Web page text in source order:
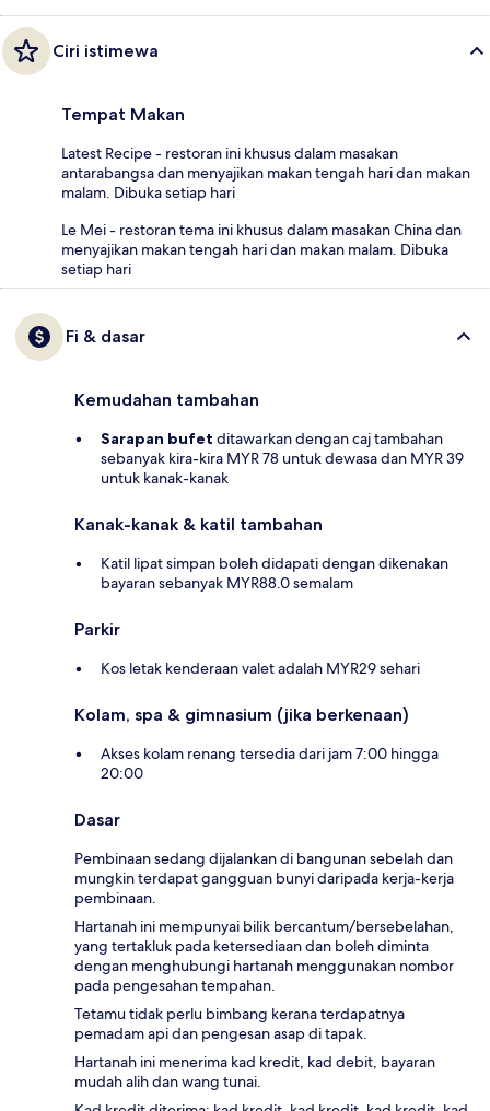
Ciri istimewa
Tempat Makan
Latest Recipe - restoran ini khusus dalam masakan
antarabangsa dan menyajikan makan tengah hari dan makan
malam. Dibuka setiap hari
Le Mei - restoran tema ini khusus dalam masakan China dan
menyajikan makan tengah hari dan makan malam. Dibuka
setiap hari
Fi & dasar
Kemudahan tambahan
Sarapan bufet ditawarkan dengan caj tambahan
sebanyak kira-kira MYR 78 untuk dewasa dan MYR 39
untuk kanak-kanak
Kanak-kanak & katil tambahan
Katil lipat simpan boleh didapati dengan dikenakan
bayaran sebanyak MYR88.0 semalam
Parkir
Kos letak kenderaan valet adalah MYR29 sehari
Kolam, spa & gimnasium (jika berkenaan)
Akses kolam renang tersedia dari jam 7:00 hingga
20:00
Dasar
Pembinaan sedang dijalankan di bangunan sebelah dan
mungkin terdapat gangguan bunyi daripada kerja-kerja
pembinaan.
Hartanah ini mempunyai bilik bercantum/bersebelahan,
yang tertakluk pada ketersediaan dan boleh diminta
dengan menghubungi hartanah menggunakan nombor
pada pengesahan tempahan.
Tetamu tidak perlu bimbang kerana terdapatnya
pemadam api dan pengesan asap di tapak.
Hartanah ini menerima kad kredit, kad debit, bayaran
mudah alih dan wang tunai.